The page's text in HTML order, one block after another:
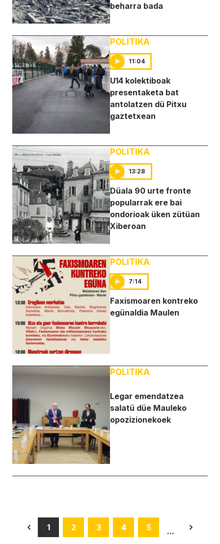
beharra bada
POLITIKA
11:04
U14 kolektiboak
presentaketa bat
antolatzen dü Pitxu
gaztetxean
POLITIKA
13:28
Düala 90 urte fronte
popularrak ere bai
ondorioak üken zütüan
Xiberoan
POLITIKA
7:14
Faxismoaren kontreko
egünaldia Maulen
POLITIKA
Legar emendatzea
salatü düe Mauleko
opozizionekoek
1 2 3 4 5 ...